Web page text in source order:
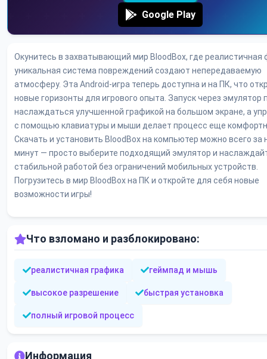
Google Play
Окунитесь в захватывающий мир BloodBox, где реалистичная
уникальная система повреждений создают непередаваемую
атмосферу. Эта Android-игра теперь доступна и на ПК, что
новые горизонты для игрового опыта. Запуск через эмулятор
наслаждаться улучшенной графикой на большом экране, а
с помощью клавиатуры и мыши делает процесс еще
Скачать и установить BloodBox на компьютер можно всего за
минут — просто выберите подходящий эмулятор и
стабильной работой без ограничений мобильных устройств.
Погрузитесь в мир BloodBox на ПК и откройте для себя новые
возможности игры!
Что взломано и разблокировано:
реалистичная графика геймпад и мышь
высокое разрешение быстрая установка
полный игровой процесс
Информация